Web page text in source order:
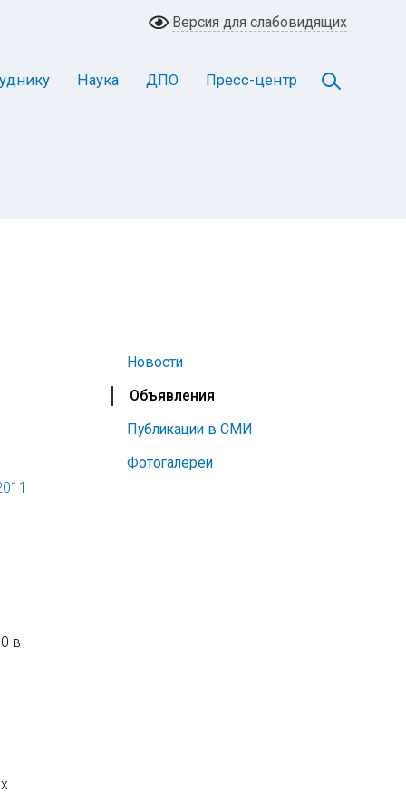
Версия для слабовидящих
Наука ДПО Пресс-центр
Новости
Объявления
Публикации в СМИ
Фотогалереи
в